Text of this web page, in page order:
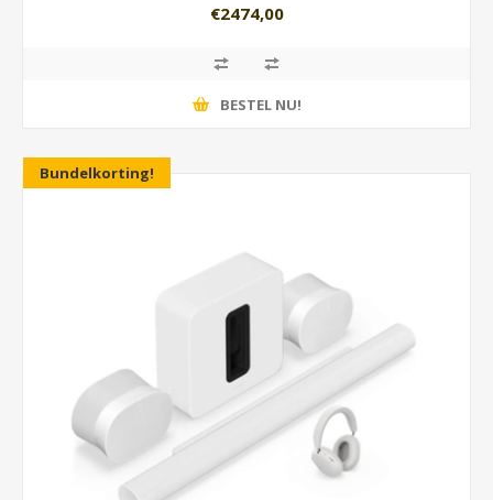
€2474,00
BESTEL NU!
Bundelkorting!